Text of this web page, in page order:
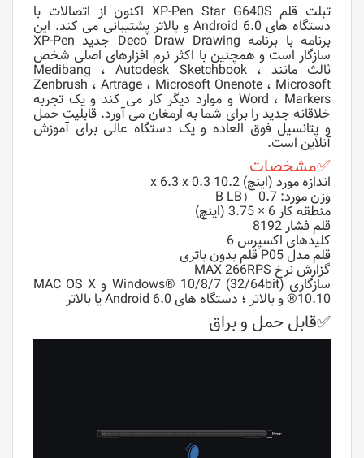
تبلت قلم XP-Pen Star G640S اکنون از اتصالات با
دستگاه های Android 6.0 و بالاتر پشتیبانی می کند. این
برنامه با برنامه Deco Draw Drawing جدید XP-Pen
سازگار است و همچنین با اکثر نرم افزارهای اصلی شخص
ثالث مانند Medibang ، Autodesk Sketchbook ،
Zenbrush ، Artrage ، Microsoft Onenote ، Microsoft
Word ، Markers و موارد دیگر کار می کند و یک تجربه
خلاقانه جدید را برای شما به ارمغان می آورد. قابلیت حمل
و پتانسیل فوق العاده و یک دستگاه عالی برای آموزش
آنلاین است.
✅مشخصات
اندازه مورد (اینچ) 10.2 x 6.3 x 0.3
وزن مورد: B LB） 0.7
منطقه کار 6 × 3.75 (اینچ)
قلم فشار 8192
کلیدهای اکسپرس 6
قلم مدل P05 قلم بدون باتری
گزارش نرخ MAX 266RPS
سازگاری Windows® 10/8/7 (32/64bit) و MAC OS X
®10.10 و بالاتر ؛ دستگاه های Android 6.0 یا بالاتر
✅قابل حمل و براق